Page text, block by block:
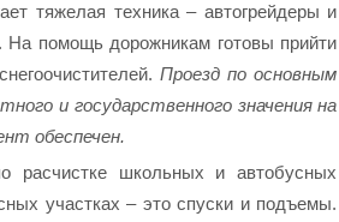
тяжелая техника – автогрейдеры и
На помощь дорожникам готовы прийти
Проезд по основным
и государственного значения на
обеспечен.
школьных и автобусных
участках – это спуски и подъемы.